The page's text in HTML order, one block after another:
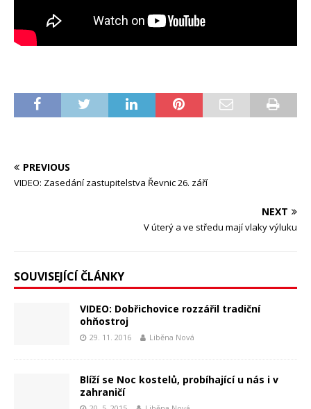
PREVIOUS
VIDEO: Zasedání zastupitelstva Řevnic 26. září
NEXT
V úterý a ve středu mají vlaky výluku
SOUVISEJÍCÍ ČLÁNKY
VIDEO: Dobřichovice rozzářil tradiční
ohňostroj
29. 11. 2016 Liběna Nová
Blíží se Noc kostelů, probíhající u nás i v
zahraničí